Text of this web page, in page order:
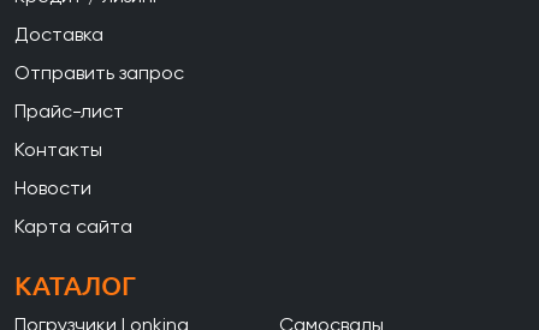
Доставка
Отправить запрос
Прайс-лист
Контакты
Новости
Карта сайта
КАТАЛОГ
Погрузчики Lonking Самосвалы